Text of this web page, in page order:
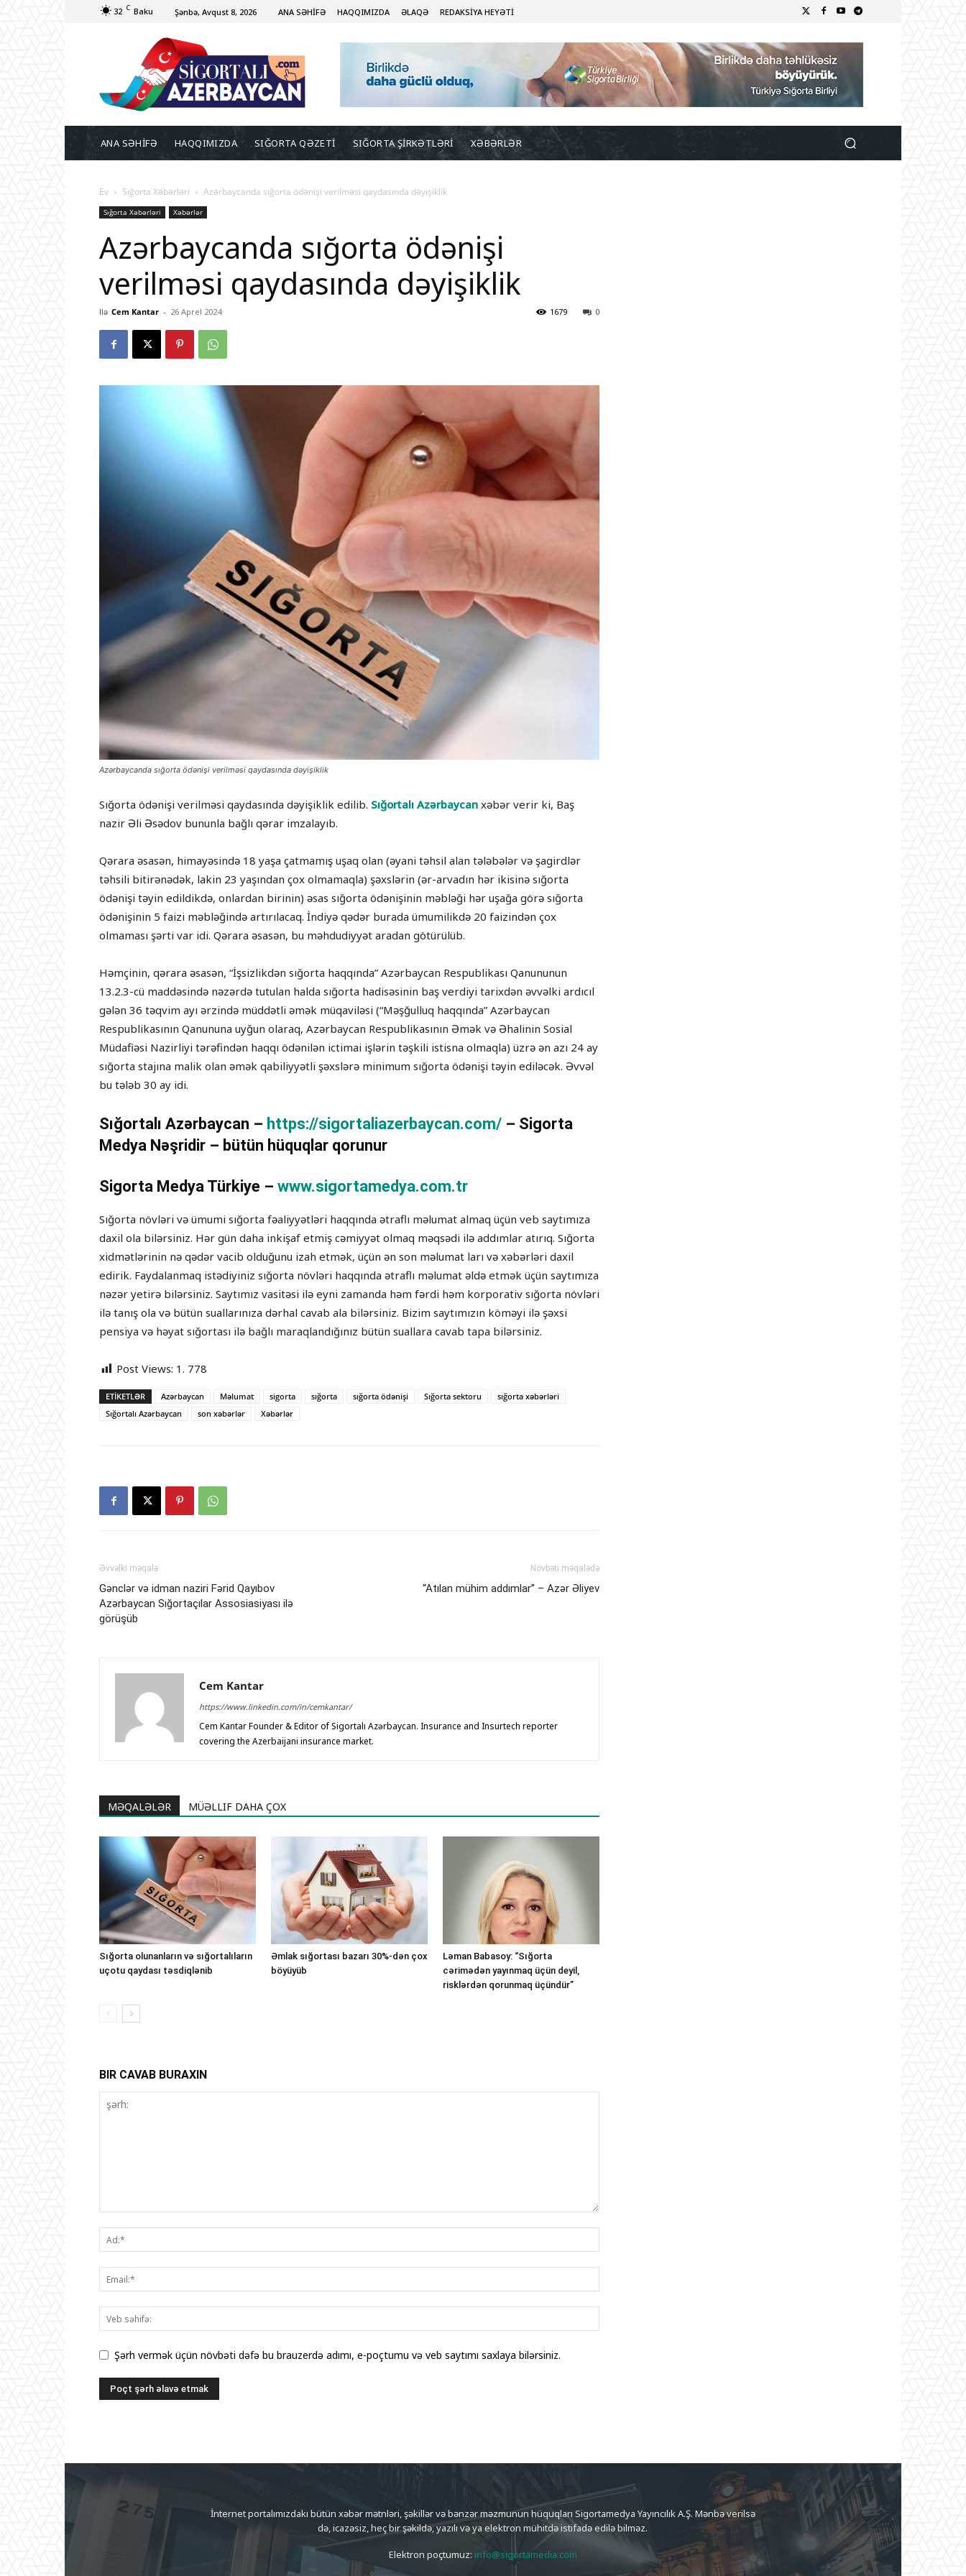
32 C Baku Şənbə, Avqust 8, 2026 ANA SƏHİFƏ HAQQIMIZDA ƏLAQƏ REDAKSİYA HEYƏTİ
ANA SƏHİFƏ HAQQIMIZDA SIĞORTA QƏZETİ SIĞORTA ŞİRKƏTLƏRİ XƏBƏRLƏR
Ev Sığorta Xəbərləri Azərbaycanda sığorta ödənişi verilməsi qaydasında dəyişiklik
Sığorta Xəbərləri Xəbərlər
Azərbaycanda sığorta ödənişi
verilməsi qaydasında dəyişiklik
Ilə Cem Kantar - 26 Aprel 2024 0
1679
Azərbaycanda sığorta ödənişi verilməsi qaydasında dəyişiklik
Sığorta ödənişi verilməsi qaydasında dəyişiklik edilib. Sığortalı Azərbaycan xəbər verir ki, Baş
nazir Əli Əsədov bununla bağlı qərar imzalayıb.
Qərara əsasən, himayəsində 18 yaşa çatmamış uşaq olan (əyani təhsil alan tələbələr və şagirdlər
təhsili bitirənədək, lakin 23 yaşından çox olmamaqla) şəxslərin (ər-arvadın hər ikisinə sığorta
ödənişi təyin edildikdə, onlardan birinin) əsas sığorta ödənişinin məbləği hər uşağa görə sığorta
ödənişinin 5 faizi məbləğində artırılacaq. İndiyə qədər burada ümumilikdə 20 faizindən çox
olmaması şərti var idi. Qərara əsasən, bu məhdudiyyət aradan götürülüb.
Həmçinin, qərara əsasən, “İşsizlikdən sığorta haqqında” Azərbaycan Respublikası Qanununun
13.2.3-cü maddəsində nəzərdə tutulan halda sığorta hadisəsinin baş verdiyi tarixdən əvvəlki ardıcıl
gələn 36 təqvim ayı ərzində müddətli əmək müqaviləsi (“Məşğulluq haqqında” Azərbaycan
Respublikasının Qanununa uyğun olaraq, Azərbaycan Respublikasının Əmək və Əhalinin Sosial
Müdafiəsi Nazirliyi tərəfindən haqqı ödənilən ictimai işlərin təşkili istisna olmaqla) üzrə ən azı 24 ay
sığorta stajına malik olan əmək qabiliyyətli şəxslərə minimum sığorta ödənişi təyin ediləcək. Əvvəl
bu tələb 30 ay idi.
Sığortalı Azərbaycan – https://sigortaliazerbaycan.com/ – Sigorta
Medya Nəşridir – bütün hüquqlar qorunur
Sigorta Medya Türkiye – www.sigortamedya.com.tr
Sığorta növləri və ümumi sığorta fəaliyyətləri haqqında ətraflı məlumat almaq üçün veb saytımıza
daxil ola bilərsiniz. Hər gün daha inkişaf etmiş cəmiyyət olmaq məqsədi ilə addımlar atırıq. Sığorta
xidmətlərinin nə qədər vacib olduğunu izah etmək, üçün ən son məlumat ları və xəbərləri daxil
edirik. Faydalanmaq istədiyiniz sığorta növləri haqqında ətraflı məlumat əldə etmək üçün saytımıza
nəzər yetirə bilərsiniz. Saytımız vasitəsi ilə eyni zamanda həm fərdi həm korporativ sığorta növləri
ilə tanış ola və bütün suallarınıza dərhal cavab ala bilərsiniz. Bizim saytımızın köməyi ilə şəxsi
pensiya və həyat sığortası ilə bağlı maraqlandığınız bütün suallara cavab tapa bilərsiniz.
Post Views: 1. 778
ETIKETLƏR Azərbaycan Məlumat sigorta sığorta sığorta ödənişi Sığorta sektoru
sığorta xəbərləri
Sığortalı Azərbaycan
son xəbərlər Xəbərlər
Əvvəlki məqalə
Gənclər və idman naziri Fərid Qayıbov
Azərbaycan Sığortaçılar Assosiasiyası ilə
görüşüb
Növbəti məqalədə
“Atılan mühim addımlar” – Azər Əliyev
Cem Kantar
https://www.linkedin.com/in/cemkantar/
Cem Kantar Founder & Editor of Sigortalı Azərbaycan. Insurance and Insurtech reporter
covering the Azerbaijani insurance market.
MƏQALƏLƏR MÜƏLLIF DAHA ÇOX
Sığorta olunanların və sığortalıların
uçotu qaydası təsdiqlənib
Əmlak sığortası bazarı 30%-dən çox
böyüyüb
Ləman Babasoy: “Sığorta
cərimədən yayınmaq üçün deyil,
risklərdən qorunmaq üçündür”
BIR CAVAB BURAXIN
Şərh vermək üçün növbəti dəfə bu brauzerdə adımı, e-poçtumu və veb saytımı saxlaya bilərsiniz.
İnternet portalımızdakı bütün xəbər mətnləri, şəkillər və bənzər məzmunun hüquqları Sigortamedya Yayıncılık A.Ş. Mənbə verilsə
də, icazəsiz, heç bir şəkildə, yazılı və ya elektron mühitdə istifadə edilə bilməz.
Elektron poçtumuz: info@sigortamedia.com